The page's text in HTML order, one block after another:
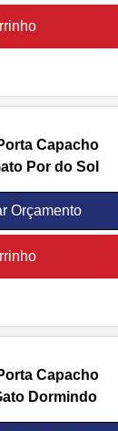
Capacho
Por do Sol
Orçamento
Capacho
Dormindo